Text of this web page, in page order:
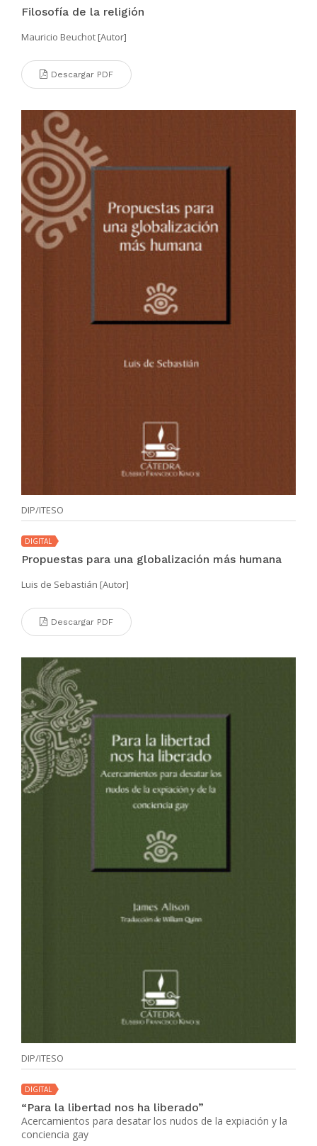
Filosofía de la religión
Mauricio Beuchot [Autor]
Descargar PDF
DIP/ITESO
DIGITAL
Propuestas para una globalización más humana
Luis de Sebastián [Autor]
Descargar PDF
DIP/ITESO
DIGITAL
“Para la libertad nos ha liberado”
Acercamientos para desatar los nudos de la expiación y la
conciencia gay